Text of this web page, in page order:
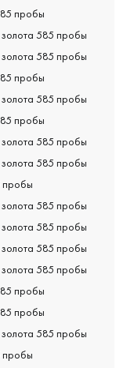
пробы
золота 585 пробы
золота 585 пробы
пробы
золота 585 пробы
пробы
золота 585 пробы
золота 585 пробы
пробы
золота 585 пробы
золота 585 пробы
золота 585 пробы
золота 585 пробы
пробы
пробы
золота 585 пробы
пробы